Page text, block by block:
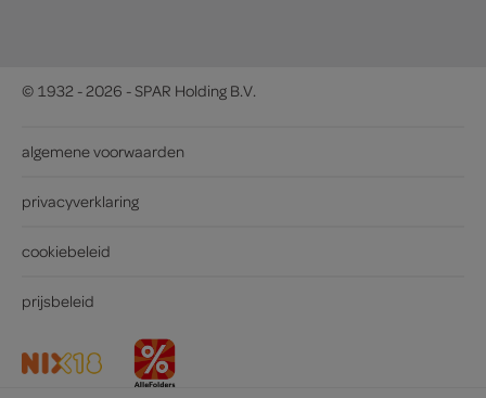
© 1932 - 2026 - SPAR Holding B.V.
algemene voorwaarden
privacyverklaring
cookiebeleid
prijsbeleid